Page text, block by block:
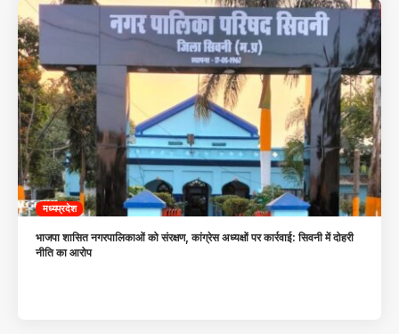
मध्यप्रदेश
भाजपा शासित नगरपालिकाओं को संरक्षण, कांग्रेस अध्यक्षों पर कार्रवाई: सिवनी में दोहरी
नीति का आरोप